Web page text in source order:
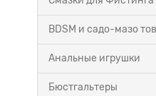
BDSM и садо-мазо
Анальные игрушки
Бюстгальтеры